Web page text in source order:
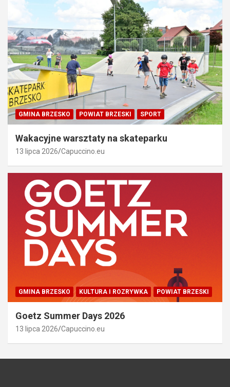
GMINA BRZESKO POWIAT BRZESKI SPORT
Wakacyjne warsztaty na skateparku
13 lipca 2026 Capuccino.eu
GMINA BRZESKO KULTURA I ROZRYWKA POWIAT BRZESKI
Goetz Summer Days 2026
13 lipca 2026 Capuccino.eu